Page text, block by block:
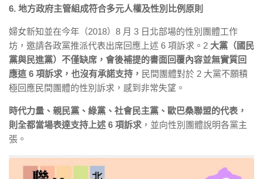
6. 地方政府主管組成符合多元人權及性別比例原則
婦女新知並在今年（2018）8 月 3 日北部場的性別團體工作
坊，邀請各政黨推派代表出席回應上述 6 項訴求。2 大黨（國民
黨與民進黨）不僅缺席，會後補提的書面回覆內容並無實質回
應這 6 項訴求，也沒有承諾支持 ， 民間團體對於 2 大黨不願積
極回應民間團體的性別訴求，感到非常失望。
時代力量、親民黨、綠黨、社會民主黨、歐巴桑聯盟的代表，
則全都當場表達支持上述 6 項訴求 ，並向性別團體說明各黨主
張。